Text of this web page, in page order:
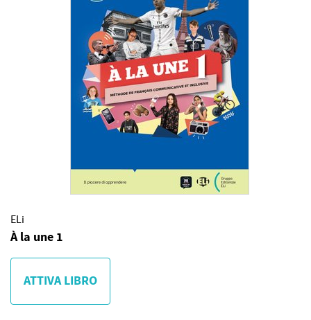
ELi
À la une 1
ATTIVA LIBRO